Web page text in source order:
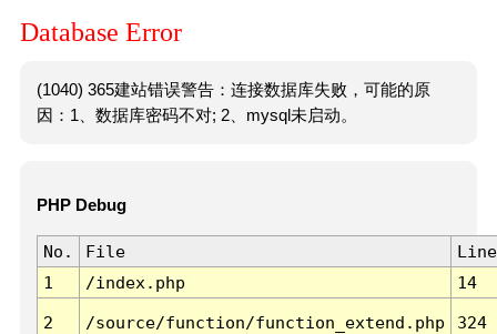
Database Error
(1040) 365建站错误警告：连接数据库失败，可能的原
因：1、数据库密码不对; 2、mysql未启动。
PHP Debug
No. File
Line
1
/index.php 14
2 /source/function/function_extend.php 324